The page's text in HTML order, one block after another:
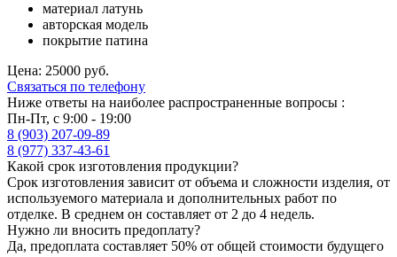
материал латунь
авторская модель
покрытие патина
Цена: 25000 руб.
Связаться по телефону
Ниже ответы на наиболее распространенные вопросы :
Пн-Пт, с 9:00 - 19:00
8 (903) 207-09-89
8 (977) 337-43-61
Какой срок изготовления продукции?
Срок изготовления зависит от объема и сложности изделия, от
используемого материала и дополнительных работ по
отделке. В среднем он составляет от 2 до 4 недель.
Нужно ли вносить предоплату?
Да, предоплата составляет 50% от общей стоимости будущего